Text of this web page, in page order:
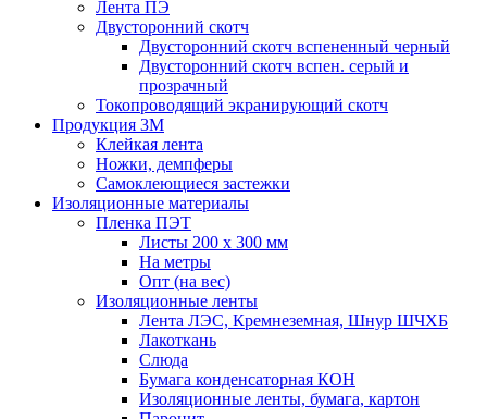
Лента ПЭ
Двусторонний скотч
Двусторонний скотч вспененный черный
Двусторонний скотч вспен. серый и
прозрачный
Токопроводящий экранирующий скотч
Продукция 3M
Клейкая лента
Ножки, демпферы
Самоклеющиеся застежки
Изоляционные материалы
Пленка ПЭТ
Листы 200 х 300 мм
На метры
Опт (на вес)
Изоляционные ленты
Лента ЛЭС, Кремнеземная, Шнур ШЧХБ
Лакоткань
Слюда
Бумага конденсаторная КОН
Изоляционные ленты, бумага, картон